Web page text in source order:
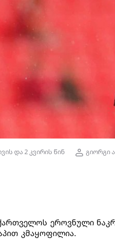
და 2 კვირის წინ გიორგი
ეროვნული
კმაყოფილია.